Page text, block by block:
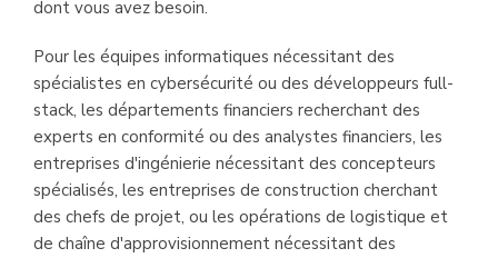
dont vous avez besoin.
Pour les équipes informatiques nécessitant des
spécialistes en cybersécurité ou des développeurs full-
stack, les départements financiers recherchant des
experts en conformité ou des analystes financiers, les
entreprises d'ingénierie nécessitant des concepteurs
spécialisés, les entreprises de construction cherchant
des chefs de projet, ou les opérations de logistique et
de chaîne d'approvisionnement nécessitant des